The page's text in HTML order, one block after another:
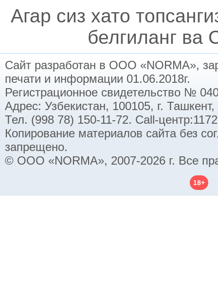
Агар сиз хато
белгиланг ва
Сайт разработан в ООО «NORMA»,
печати и информации 01.06.2018г.
Регистрационное свидетельство №
Адрес: Узбекистан, 100105, г.
Тел. (998 78) 150-11-72. Call-
Копирование материалов сайта без
запрещено.
© ООО «NORMA», 2007-2026 г. Все
18+